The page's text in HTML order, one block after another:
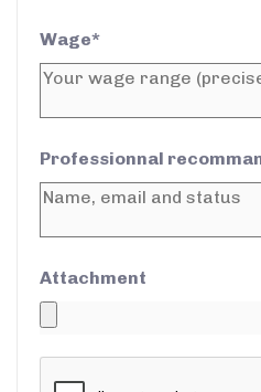
Wage*
Professionnal
Attachment